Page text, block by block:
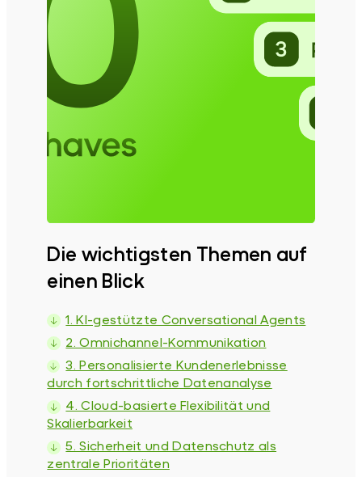
Die wichtigsten Themen auf
einen Blick
1. KI-gestützte Conversational Agents
2. Omnichannel-Kommunikation
3. Personalisierte Kundenerlebnisse
durch fortschrittliche Datenanalyse
4. Cloud-basierte Flexibilität und
Skalierbarkeit
5. Sicherheit und Datenschutz als
zentrale Prioritäten